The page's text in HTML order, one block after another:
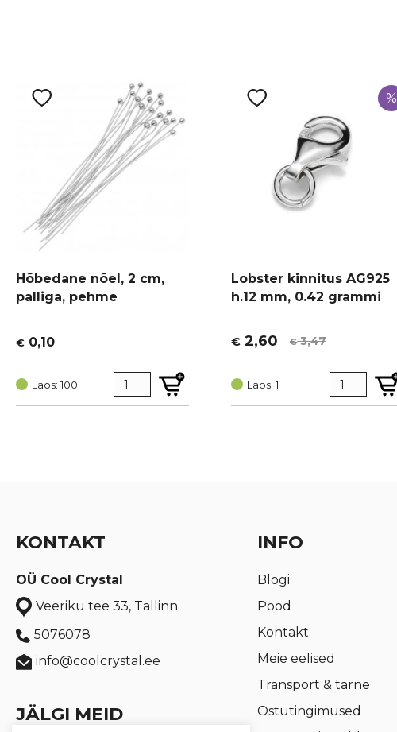
Hõbedane nõel, 2 cm,
palliga, pehme
€ 0,10
Laos: 100
%
Lobster kinnitus AG925
h.12 mm, 0.42 grammi
€3,47
Algne
oli:
€ 3,47.
€ 2,60
Current
is:
€ 2,60.
Laos: 1
KONTAKT
OÜ Cool Crystal
Veeriku tee 33, Tallinn
5076078
info@coolcrystal.ee
JÄLGI MEID
INFO
Blogi
Pood
Kontakt
Meie eelised
Transport & tarne
Ostutingimused